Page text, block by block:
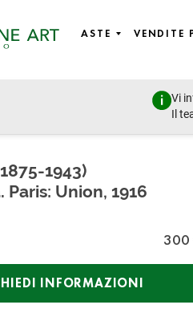
ASTE VENDITE
Vi
Il
1943)
Paris: Union, 1916
300
INFORMAZIONI